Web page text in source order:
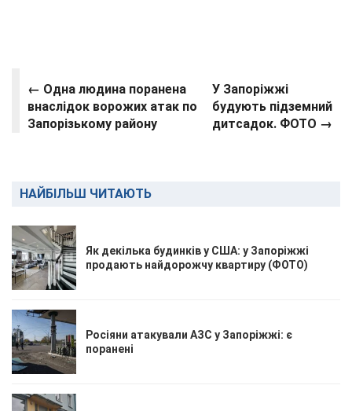
← Одна людина поранена
внаслідок ворожих атак по
Запорізькому району
У Запоріжжі
будують підземний
дитсадок. ФОТО →
НАЙБІЛЬШ ЧИТАЮТЬ
Як декілька будинків у США: у Запоріжжі
продають найдорожчу квартиру (ФОТО)
Росіяни атакували АЗС у Запоріжжі: є
поранені